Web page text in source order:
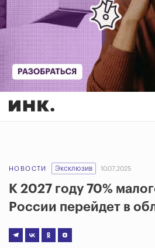
НОВОСТИ Эксклюзив 10.07.2025
К 2027 году 70%
России перейдет в